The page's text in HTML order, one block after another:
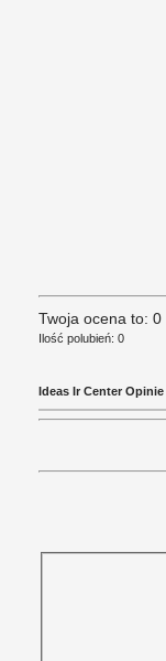
Twoja ocena to: 0
Ilość polubień: 0
Ideas Ir Center Opinie